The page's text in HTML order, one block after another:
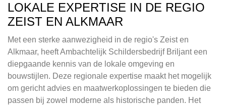
LOKALE EXPERTISE IN DE REGIO
ZEIST EN ALKMAAR
Met een sterke aanwezigheid in de regio's Zeist en
Alkmaar, heeft Ambachtelijk Schildersbedrijf Briljant een
diepgaande kennis van de lokale omgeving en
bouwstijlen. Deze regionale expertise maakt het mogelijk
om gericht advies en maatwerkoplossingen te bieden die
passen bij zowel moderne als historische panden. Het